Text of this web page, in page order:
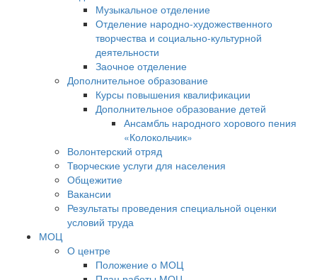
Музыкальное отделение
Отделение народно-художественного
творчества и социально-культурной
деятельности
Заочное отделение
Дополнительное образование
Курсы повышения квалификации
Дополнительное образование детей
Ансамбль народного хорового пения
«Колокольчик»
Волонтерский отряд
Творческие услуги для населения
Общежитие
Вакансии
Результаты проведения специальной оценки
условий труда
МОЦ
О центре
Положение о МОЦ